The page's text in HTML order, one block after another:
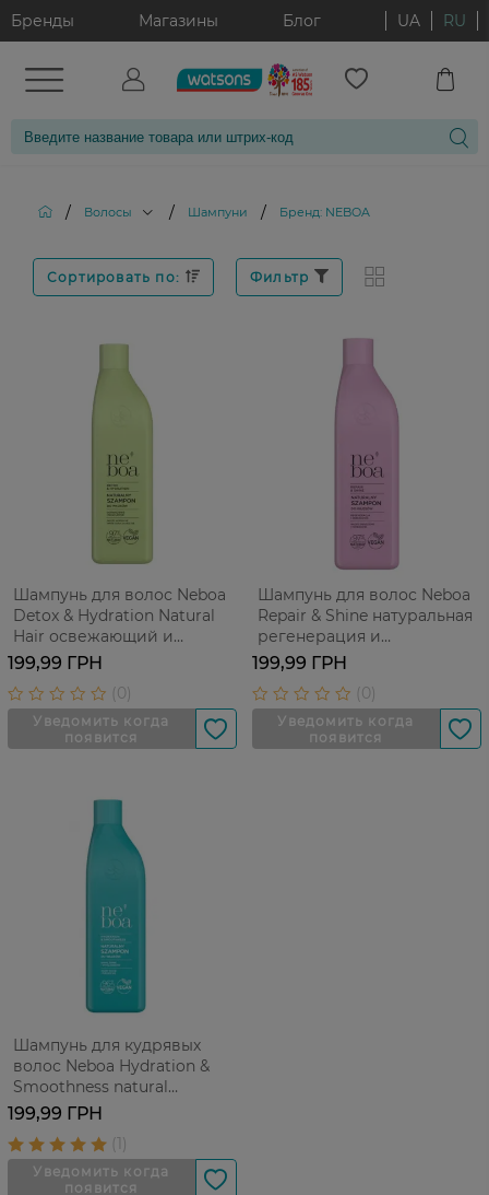
Бренды Магазины Блог UA RU
/ Волосы / Шампуни / Бренд: NEBOA
Сортировать по: Фильтр
Шампунь для волос Neboa
Detox & Hydration Natural
Hair освежающий и
увлажняющий 300 мл
199,99 ГРН
Шампунь для волос Neboa
Repair & Shine натуральная
регенерация и
реконструкция 300 мл
199,99 ГРН
Шампунь для кудрявых
волос Neboa Hydration &
Smoothness natural
разглаживающий 300 мл
199,99 ГРН